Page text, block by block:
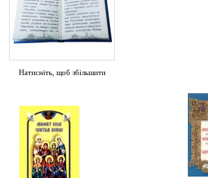
Натисніть, щоб збільшити